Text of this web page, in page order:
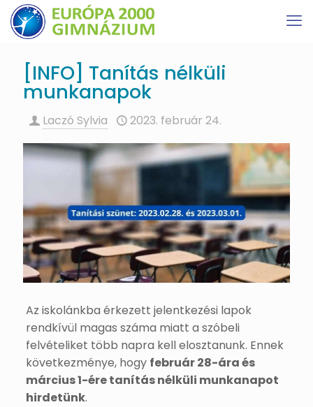
[INFO] Tanítás nélküli
munkanapok
Laczó Sylvia 2023. február 24.
Az iskolánkba érkezett jelentkezési lapok
rendkívül magas száma miatt a szóbeli
felvételiket több napra kell elosztanunk. Ennek
következménye, hogy február 28-ára és
március 1-ére tanítás nélküli munkanapot
hirdetünk.